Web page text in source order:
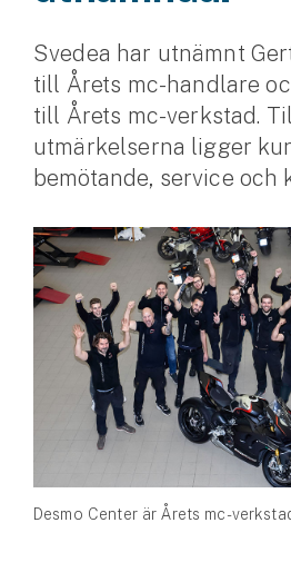
ATV-försäkring
Släpvagnsförsäkring
Mc-försäkring
Märkesförsäkringar
Båtförsäkring
Märkesförsäkringar
Vattenskoterförsäkring
Desmo Center är Årets mc-
Svedea har utnämnt
till Årets mc-handlare
till Årets mc-verkstad.
utmärkelserna ligger
bemötande, service och